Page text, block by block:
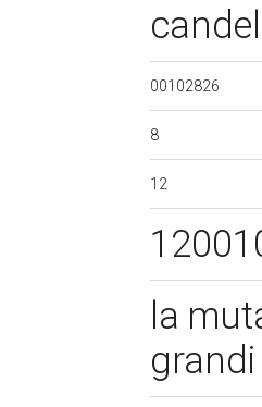
00102826
8
12
la